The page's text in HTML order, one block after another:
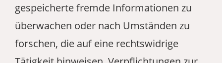
gespeicherte fremde Informationen zu
überwachen oder nach Umständen zu
forschen, die auf eine rechtswidrige